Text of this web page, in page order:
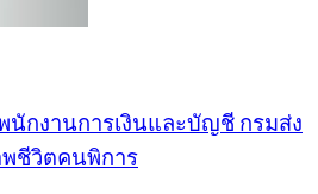
นักงานการเงินและบัญชี กรมส่ง
ชีวิตคนพิการ